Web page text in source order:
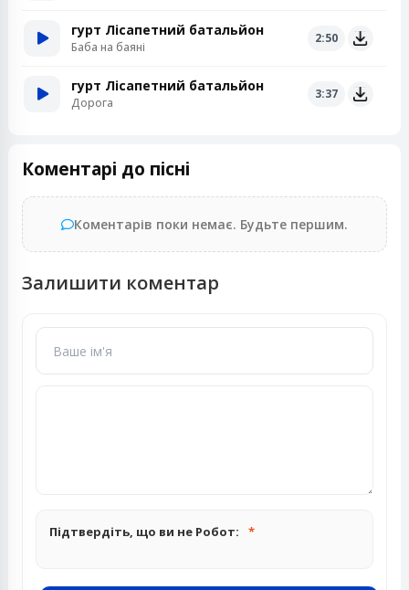
гурт Лісапетний батальйон
Баба на баяні
2:50
гурт Лісапетний батальйон
Дорога
3:37
Коментарі до пісні
Коментарів поки немає. Будьте першим.
Залишити коментар
Підтвердіть, що ви не Робот: